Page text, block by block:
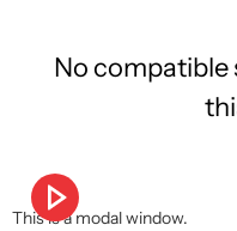
This is a modal window.
No compatible